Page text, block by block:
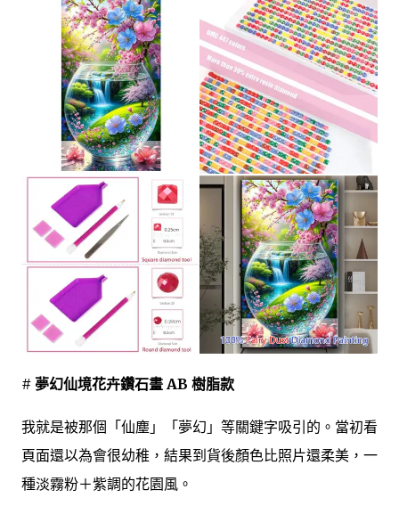
# 夢幻仙境花卉鑽石畫 AB 樹脂款
我就是被那個「仙塵」「夢幻」等關鍵字吸引的。當初看
頁面還以為會很幼稚，結果到貨後顏色比照片還柔美，一
種淡霧粉＋紫調的花園風。